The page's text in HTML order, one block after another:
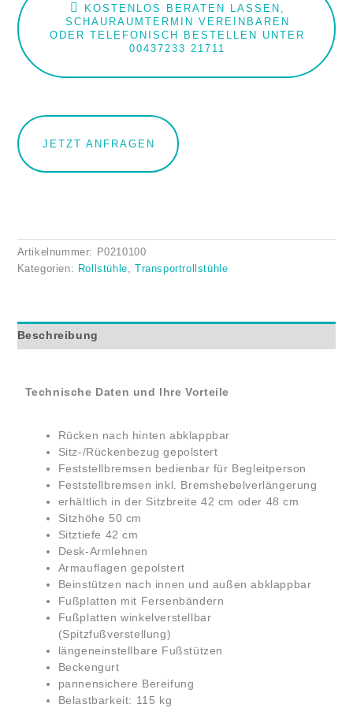
KOSTENLOS BERATEN LASSEN,
SCHAURAUMTERMIN VEREINBAREN
ODER TELEFONISCH BESTELLEN UNTER
00437233 21711
JETZT ANFRAGEN
Artikelnummer:
P0210100
Kategorien: Rollstühle, Transportrollstühle
Beschreibung
Technische Daten und Ihre Vorteile
Rücken nach hinten abklappbar
Sitz-/Rückenbezug gepolstert
Feststellbremsen bedienbar für Begleitperson
Feststellbremsen inkl. Bremshebelverlängerung
erhältlich in der Sitzbreite 42 cm oder 48 cm
Sitzhöhe 50 cm
Sitztiefe 42 cm
Desk-Armlehnen
Armauflagen gepolstert
Beinstützen nach innen und außen abklappbar
Fußplatten mit Fersenbändern
Fußplatten winkelverstellbar
(Spitzfußverstellung)
längeneinstellbare Fußstützen
Beckengurt
pannensichere Bereifung
Belastbarkeit: 115 kg